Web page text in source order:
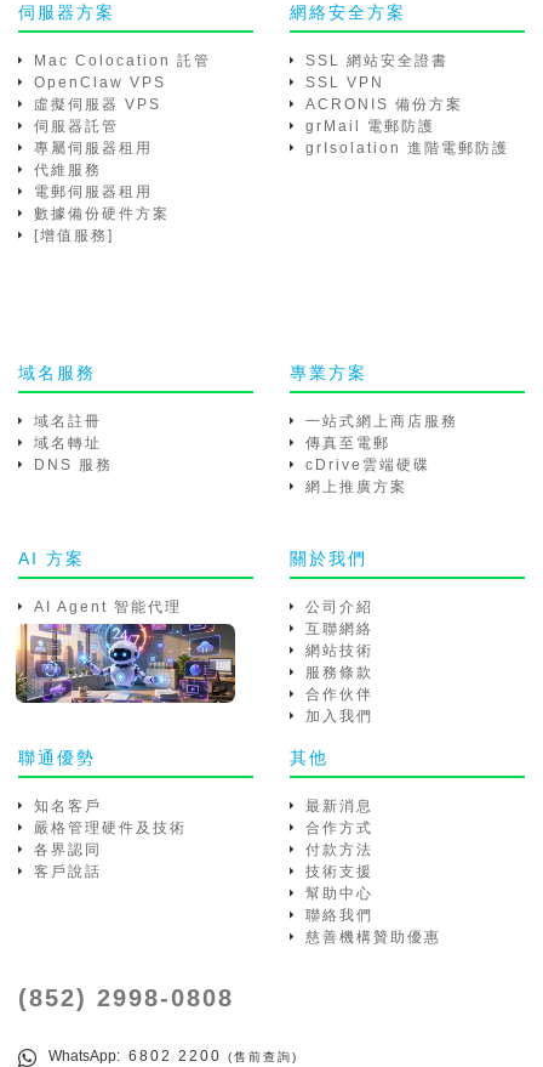
伺服器方案
Mac Colocation 託管
OpenClaw VPS
虛擬伺服器 VPS
伺服器託管
專屬伺服器租用
代維服務
電郵伺服器租用
數據備份硬件方案
[增值服務]
網絡安全方案
SSL 網站安全證書
SSL VPN
ACRONIS 備份方案
grMail 電郵防護
grIsolation 進階電郵防護
域名服務
域名註冊
域名轉址
DNS 服務
專業方案
一站式網上商店服務
傳真至電郵
cDrive雲端硬碟
網上推廣方案
AI 方案
AI Agent 智能代理
關於我們
公司介紹
互聯網絡
網站技術
服務條款
合作伙伴
加入我們
聯通優勢
知名客戶
嚴格管理硬件及技術
各界認同
客戶說話
其他
最新消息
合作方式
付款方法
技術支援
幫助中心
聯絡我們
慈善機構贊助優惠
(852) 2998-0808
WhatsApp: 6802 2200 (售前查詢)